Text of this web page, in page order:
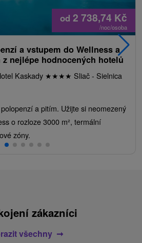
od 2 738,74 Kč
/noc/osoba
a vstupem do Wellness a
nejlépe hodnocených hotelů
Kaskady ★★★★ Sliač - Sielnica
a pitím. Užijte si neomezený
o rozloze 3000 m², termální
zóny.
zákazníci
všechny